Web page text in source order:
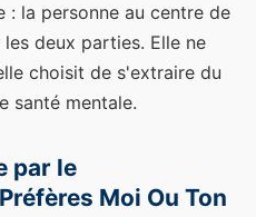
: la personne au centre de
deux parties. Elle ne
choisit de s'extraire du
santé mentale.
par le
Moi Ou Ton